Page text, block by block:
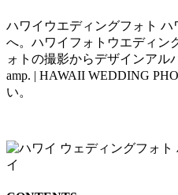
ハワイウエディングフォト
へ。ハワイフォトウエディン
ォトの撮影からデザインアル
amp. | HAWAII WEDDING
い。